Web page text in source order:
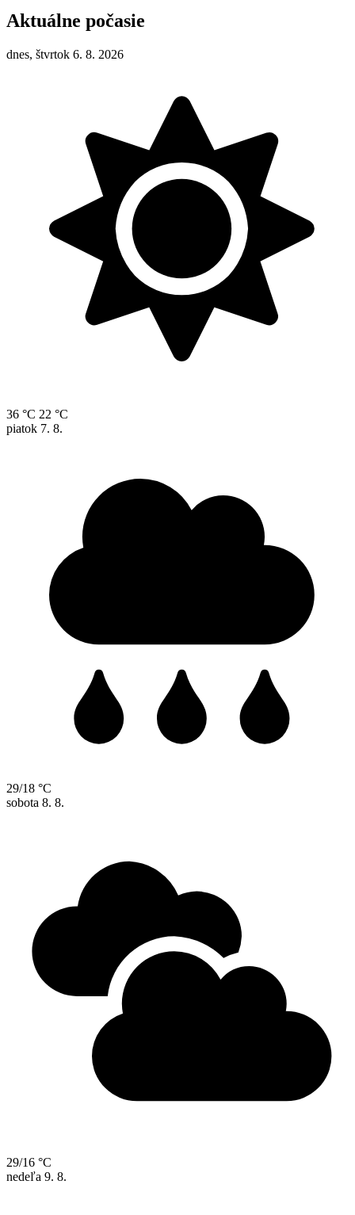
Aktuálne počasie
dnes, štvrtok 6. 8. 2026
36 °C 22 °C
piatok 7. 8.
29/18 °C
sobota 8. 8.
29/16 °C
nedeľa 9. 8.